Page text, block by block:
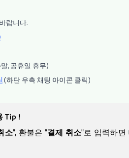
랍니다.
말, 공휴일 휴무)
(하단 우측 채팅 아이콘 클릭)
Tip !
소", 환불은 "결제 취소"로 입력하면